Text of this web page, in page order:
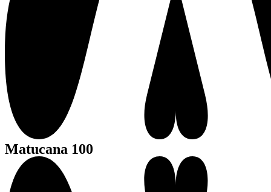
Matucana 100